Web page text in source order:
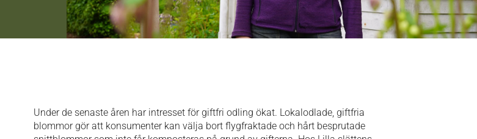
Under de senaste åren har intresset för giftfri odling ökat. Lokalodlade, giftfria
blommor gör att konsumenter kan välja bort flygfraktade och hårt besprutade